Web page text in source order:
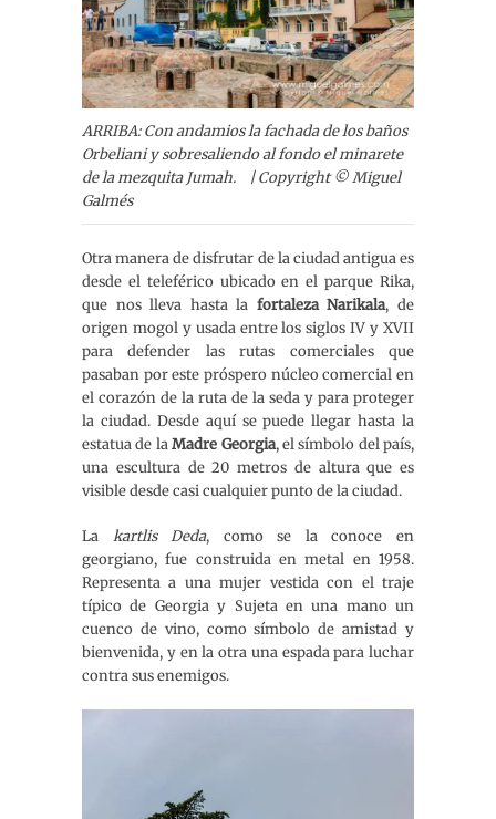
ARRIBA: Con andamios la fachada de los baños
Orbeliani y sobresaliendo al fondo el minarete
de la mezquita Jumah.
| Copyright © Miguel
Galmés
Otra manera de disfrutar de la ciudad antigua es
desde el teleférico ubicado en el parque Rika,
que nos lleva hasta la fortaleza Narikala, de
origen mogol y usada entre los siglos IV y XVII
para defender las rutas comerciales que
pasaban por este próspero núcleo comercial en
el corazón de la ruta de la seda y para proteger
la ciudad. Desde aquí se puede llegar hasta la
estatua de laMadre Georgia, el símbolo del país,
una escultura de 20 metros de altura que es
visible desde casi cualquier punto de la ciudad.
La kartlis Deda, como se la conoce en
georgiano, fue construida en metal en 1958.
Representa a una mujer vestida con el traje
típico de Georgia y Sujeta en una mano un
cuenco de vino, como símbolo de amistad y
bienvenida, y en la otra una espada para luchar
contra sus enemigos.